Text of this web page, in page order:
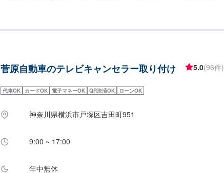
次第納車《代車について》修理・メンテナンス期間中は代車を無料で
真は見本です。状態や車種などにより金額が変わりますので、予めご
間：9:00~18:00
菅原自動車のテレビキャンセラー取り付け 5.0(96件)
代車OK カードOK 電子マネーOK QR決済OK ローンOK
神奈川県横浜市戸塚区吉田町951
9:00 ~ 17:00
年中無休